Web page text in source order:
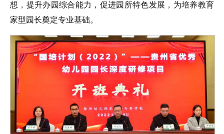
想，提升办园综合能力，促进园所特色发展，为培养教育
家型园长奠定专业基础。